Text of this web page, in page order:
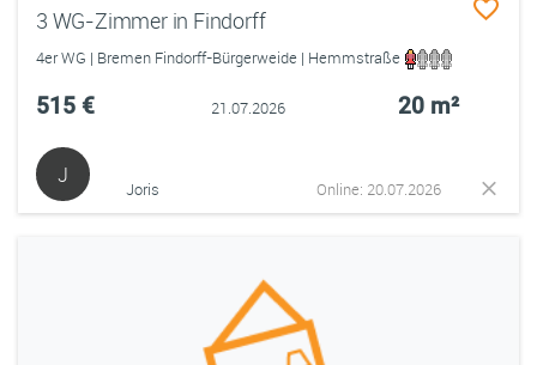
3 WG-Zimmer in Findorff
4er WG | Bremen Findorff-Bürgerweide | Hemmstraße
515 € 21.07.2026 20 m²
J
Joris Online: 20.07.2026